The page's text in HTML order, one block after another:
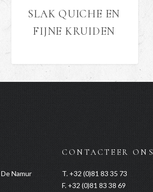
SLAK QUICHE EN
FIJNE KRUIDEN
Namur
CONTACTEER ONS
T. +32 (0)81 83 35 73
F. +32 (0)81 83 38 69